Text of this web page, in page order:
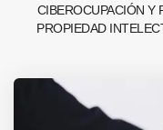
CIBEROCUPACIÓN Y
PROPIEDAD